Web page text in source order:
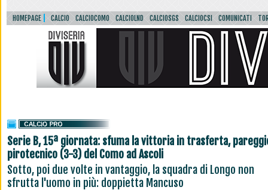
HOMEPAGE CALCIO CALCIOCOMO CALCIOLND CALCIOSGS CALCIOCSI COMUNICATI
Serie B, 15ª giornata: sfuma la vittoria in trasferta,
pirotecnico (3-3) del Como ad Ascoli
Sotto, poi due volte in vantaggio, la squadra di Longo non
sfrutta l'uomo in più: doppietta Mancuso